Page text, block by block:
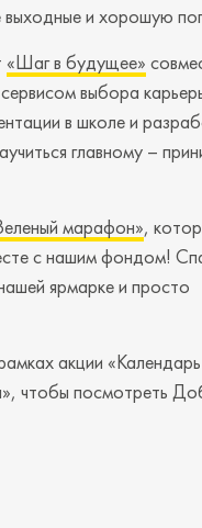
и хорошую
«Шаг в будущее»
выбора
в школе и
главному –
марафон»,
с нашим фондом!
ярмарке и просто
акции «Календарь
чтобы посмотреть